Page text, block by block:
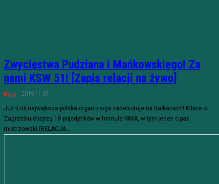
Zwycięstwa Pudziana i Mańkowskiego! Za
nami KSW 51! [Zapis relacji na żywo]
Boks 2019-11-09
Już dziś największa polska organizacja zadebiutuje na Bałkanach! Kibice w
Zagrzebiu obejrzą 10 pojedynków w formule MMA, w tym jeden o pas
mistrzowski (RELACJA...